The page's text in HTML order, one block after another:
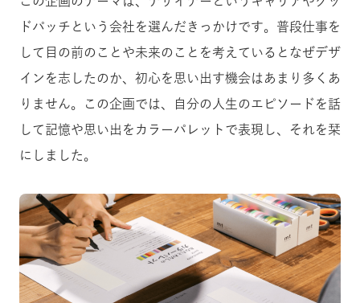
ドパッチという会社を選んだきっかけです。普段仕事を
して目の前のことや未来のことを考えているとなぜデザ
インを志したのか、初心を思い出す機会はあまり多くあ
りません。
この企画では、自分の人生のエピソードを話
して記憶や思い出をカラーパレットで表現し、それを栞
にしました。